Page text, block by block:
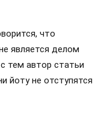
что
является делом
тем автор статьи
йоту не отступятся